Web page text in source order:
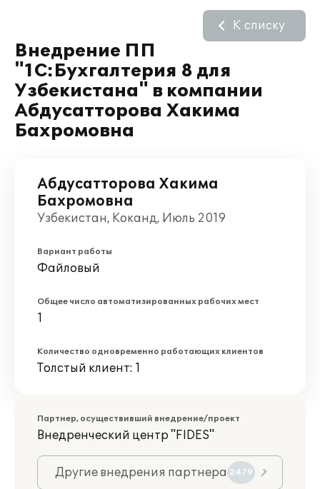
Внедрение ПП
"1С:Бухгалтерия 8 для
Узбекистана" в компании
Абдусатторова Хакима
Бахромовна
К списку
Абдусатторова Хакима
Бахромовна
Узбекистан, Коканд, Июль 2019
Вариант работы
Файловый
Общее число автоматизированных рабочих мест
1
Количество одновременно работающих клиентов
Толстый клиент: 1
Партнер, осуществивший внедрение/проект
Внедренческий центр "FIDES"
Другие внедрения партнера 2479